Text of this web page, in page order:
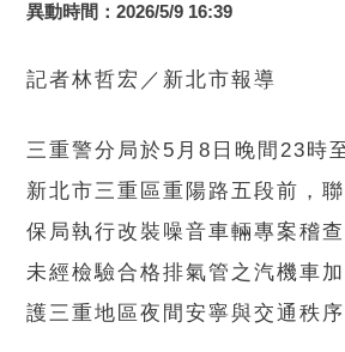
異動時間：2026/5/9 16:39
記者林哲宏／新北市報導
三重警分局於5月8日晚間23時
新北市三重區重陽路五段前，
保局執行改裝噪音車輛專案稽
未經檢驗合格排氣管之汽機車
護三重地區夜間安寧與交通秩序